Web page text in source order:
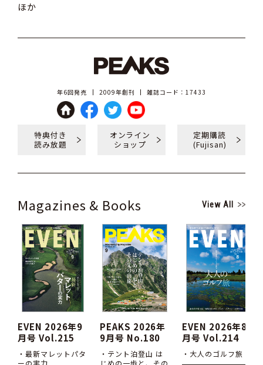
ほか
年6回発売 2009年創刊 雑誌コード：17433
特典付き
読み放題
オンライン
ショップ
定期購読
(Fujisan)
Magazines & Books View All
EVEN 2026年9
月号 Vol.215
・最新マレットパタ
ーの実力
PEAKS 2026年
9月号 No.180
・テント泊登山 は
じめの一歩と、その
EVEN 2026年8
月号 Vol.214
・大人のゴルフ旅